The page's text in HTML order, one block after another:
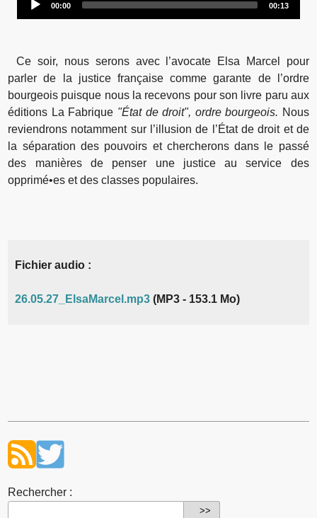
00:00 00:13
Ce soir, nous serons avec l’avocate Elsa Marcel pour
parler de la justice française comme garante de l’ordre
bourgeois puisque nous la recevons pour son livre paru aux
éditions La Fabrique "État de droit", ordre bourgeois. Nous
reviendrons notamment sur l’illusion de l’État de droit et de
la séparation des pouvoirs et chercherons dans le passé
des manières de penser une justice au service des
opprimé•es et des classes populaires.
Fichier audio :
26.05.27_ElsaMarcel.mp3 (MP3 - 153.1 Mo)
Rechercher :